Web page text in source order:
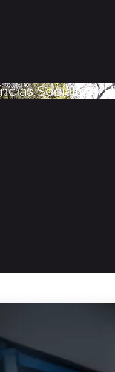
Sociales y